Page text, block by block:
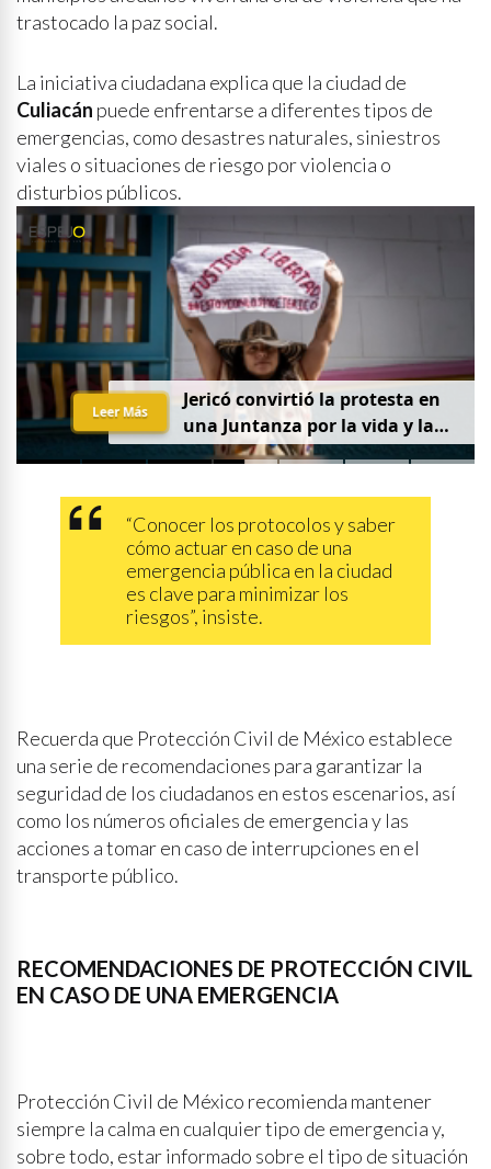
trastocado la paz social.
La iniciativa ciudadana explica que la ciudad de
Culiacán puede enfrentarse a diferentes tipos de
emergencias, como desastres naturales, siniestros
viales o situaciones de riesgo por violencia o
disturbios públicos.
Jericó convirtió la protesta en
una Juntanza por la vida y la
justicia
Leer Más
“Conocer los protocolos y saber
cómo actuar en caso de una
emergencia pública en la ciudad
es clave para minimizar los
riesgos”, insiste.
Recuerda que Protección Civil de México establece
una serie de recomendaciones para garantizar la
seguridad de los ciudadanos en estos escenarios, así
como los números oficiales de emergencia y las
acciones a tomar en caso de interrupciones en el
transporte público.
RECOMENDACIONES DE PROTECCIÓN CIVIL
EN CASO DE UNA EMERGENCIA
Protección Civil de México recomienda mantener
siempre la calma en cualquier tipo de emergencia y,
sobre todo, estar informado sobre el tipo de situación